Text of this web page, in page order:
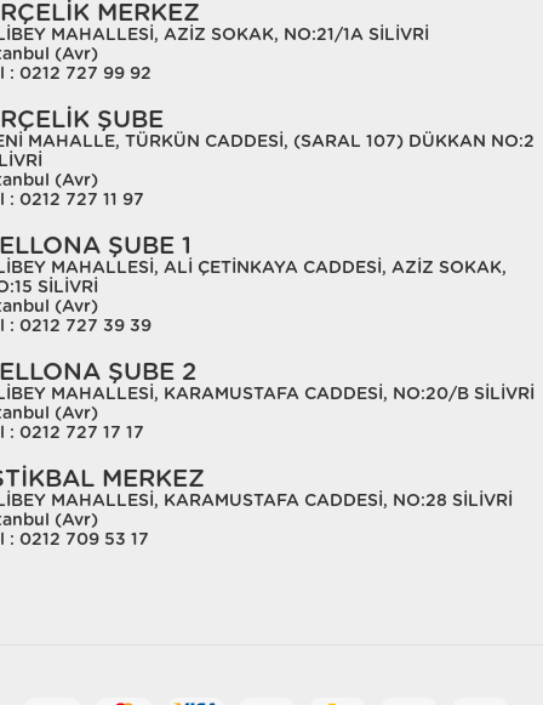
MERKEZ
MAHALLESİ, AZİZ SOKAK, NO:21/1A SİLİVRİ
(Avr)
: 0212 727 99 92
ŞUBE
MAHALLE, TÜRKÜN CADDESİ, (SARAL 107) DÜKKAN NO:2
(Avr)
: 0212 727 11 97
ŞUBE 1
MAHALLESİ, ALİ ÇETİNKAYA CADDESİ, AZİZ SOKAK,
SİLİVRİ
(Avr)
: 0212 727 39 39
ŞUBE 2
MAHALLESİ, KARAMUSTAFA CADDESİ, NO:20/B SİLİVRİ
(Avr)
: 0212 727 17 17
MERKEZ
MAHALLESİ, KARAMUSTAFA CADDESİ, NO:28 SİLİVRİ
(Avr)
: 0212 709 53 17